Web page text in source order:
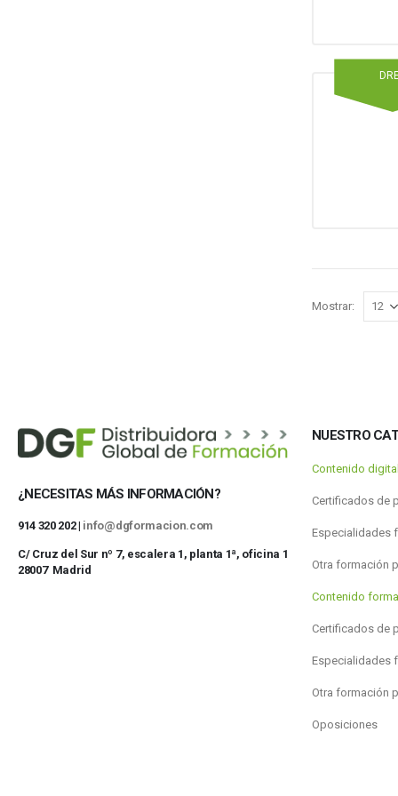
Mostrar:
¿NECESITAS MÁS INFORMACIÓN?
914 320 202 | info@dgformacion.com
C/ Cruz del Sur nº 7, escalera 1, planta 1ª, oficina 1
28007 Madrid
NUESTRO
Contenido
Certificados de
Especialidades
Otra formación
Contenido
Certificados de
Especialidades
Otra formación
Oposiciones